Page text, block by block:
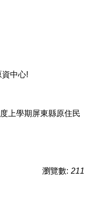
中心!
上學期屏東縣原住民
瀏覽數: 211